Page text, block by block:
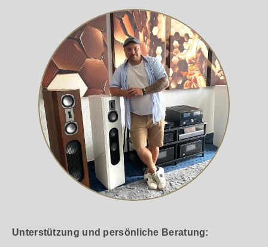
Unterstützung und persönliche Beratung: